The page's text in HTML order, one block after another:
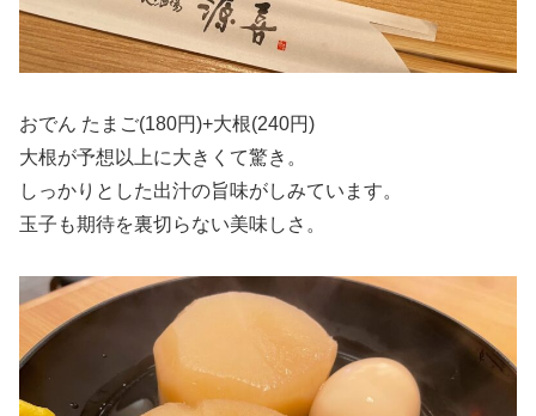
おでん たまご(180円)+大根(240円)
大根が予想以上に大きくて驚き。
しっかりとした出汁の旨味がしみています。
玉子も期待を裏切らない美味しさ。